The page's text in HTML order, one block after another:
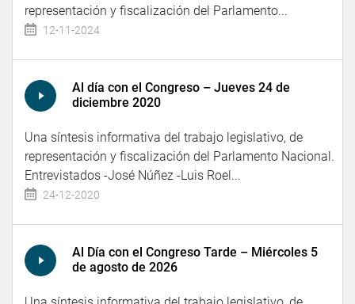
representación y fiscalización del Parlamento...
12-11-2024
Al día con el Congreso – Jueves 24 de
diciembre 2020
Una síntesis informativa del trabajo legislativo, de
representación y fiscalización del Parlamento Nacional.
Entrevistados -José Núñez -Luis Roel...
24-12-2020
Al Día con el Congreso Tarde – Miércoles 5
de agosto de 2026